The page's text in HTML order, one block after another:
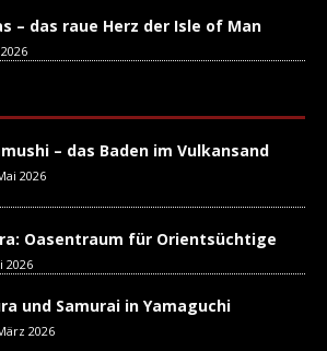
– das raue Herz der Isle of Man
– das Baden im Vulkansand
2026
Oasentraum für Orientsüchtige
2026
und Samurai in Yamaguchi
2026